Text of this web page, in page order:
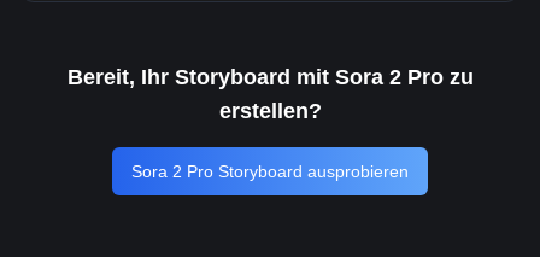
Bereit, Ihr Storyboard mit Sora 2 Pro zu
erstellen?
Sora 2 Pro Storyboard ausprobieren